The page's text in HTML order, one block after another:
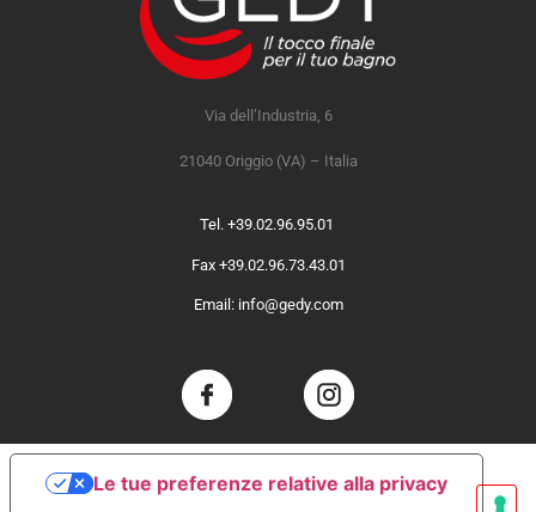
Via dell’Industria, 6
21040 Origgio (VA) – Italia
Tel. +39.02.96.95.01
Fax +39.02.96.73.43.01
Email: info@gedy.com
Le tue preferenze relative alla privacy